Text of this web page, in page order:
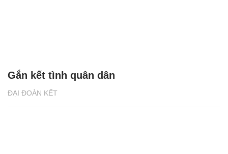
ĐẠI ĐOÀN KẾT
Gắn kết tình quân dân